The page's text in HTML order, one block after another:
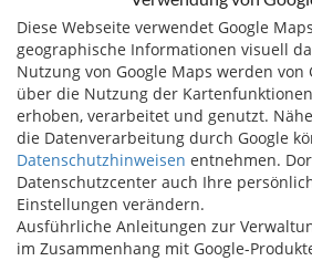
Diese Webseite verwendet Google
geographische Informationen visuell
Nutzung von Google Maps werden von
über die Nutzung der
erhoben, verarbeitet und genutzt.
die Datenverarbeitung durch Google
Datenschutzhinweisen entnehmen.
Datenschutzcenter auch Ihre
Einstellungen verändern.
Ausführliche Anleitungen zur
im Zusammenhang mit Google-